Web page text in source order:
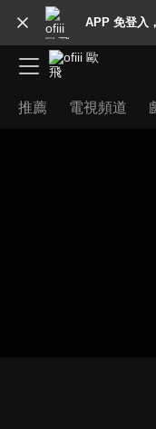
APP 免登入
推薦 電視頻道